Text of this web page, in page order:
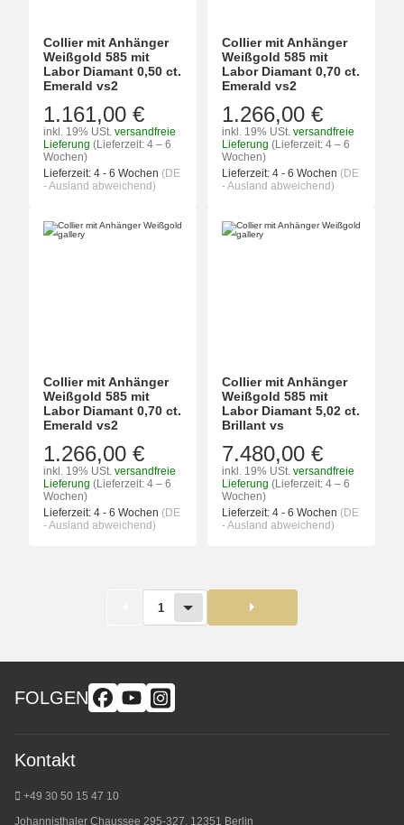
Collier mit Anhänger
Weißgold 585 mit
Labor Diamant 0,50 ct.
Emerald vs2
1.161,00 €
inkl. 19% USt. versandfreie
Lieferung (Lieferzeit: 4 – 6
Wochen)
Lieferzeit: 4 - 6 Wochen (DE
- Ausland abweichend)
Collier mit Anhänger
Weißgold 585 mit
Labor Diamant 0,70 ct.
Emerald vs2
1.266,00 €
inkl. 19% USt. versandfreie
Lieferung (Lieferzeit: 4 – 6
Wochen)
Lieferzeit: 4 - 6 Wochen (DE
- Ausland abweichend)
Collier mit Anhänger
Weißgold 585 mit
Labor Diamant 0,70 ct.
Emerald vs2
1.266,00 €
inkl. 19% USt. versandfreie
Lieferung (Lieferzeit: 4 – 6
Wochen)
Lieferzeit: 4 - 6 Wochen (DE
- Ausland abweichend)
Collier mit Anhänger
Weißgold 585 mit
Labor Diamant 5,02 ct.
Brillant vs
7.480,00 €
inkl. 19% USt. versandfreie
Lieferung (Lieferzeit: 4 – 6
Wochen)
Lieferzeit: 4 - 6 Wochen (DE
- Ausland abweichend)
1
FOLGEN
Kontakt
+49 30 50 15 47 10
Johannisthaler Chaussee 295-327, 12351 Berlin